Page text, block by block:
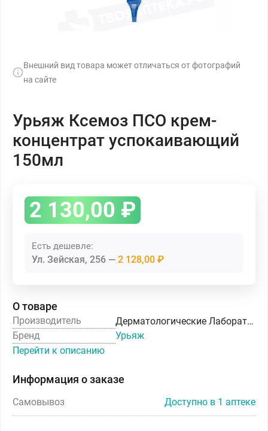
Внешний вид товара может отличаться от фотографий
на сайте
Урьяж Ксемоз ПСО крем-
концентрат успокаивающий
150мл
2 130,00 ₽
Есть дешевле:
Ул. Зейская, 256 2 128,00 ₽
О товаре
Производитель
Дерматологические Лаборатории УРЬЯЖ
Бренд
Урьяж
Перейти к описанию
Информация о заказе
Самовывоз Доступно в 1 аптеке